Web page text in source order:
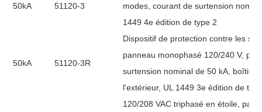
50kA 51120-3
modes, courant de surtension
1449 4e édition de type 2
50kA 51120-3R
Dispositif de protection contre les
panneau monophasé 120/240 V,
surtension nominal de 50 kA, boîtier
l'extérieur, UL 1449 3e édition de
120/208 VAC triphasé en étoile,